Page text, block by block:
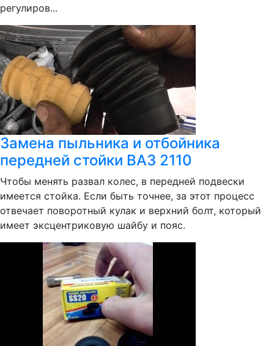
регулиров...
Замена пыльника и отбойника
передней стойки ВАЗ 2110
Чтобы менять развал колес, в передней подвески
имеется стойка. Если быть точнее, за этот процесс
отвечает поворотный кулак и верхний болт, который
имеет эксцентриковую шайбу и пояс.